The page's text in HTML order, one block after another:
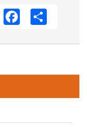
Twitter Facebook